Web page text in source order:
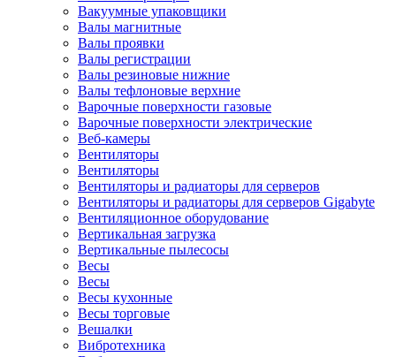
Вакуумные упаковщики
Валы магнитные
Валы проявки
Валы регистрации
Валы резиновые нижние
Валы тефлоновые верхние
Варочные поверхности газовые
Варочные поверхности электрические
Веб-камеры
Вентиляторы
Вентиляторы
Вентиляторы и радиаторы для серверов
Вентиляторы и радиаторы для серверов Gigabyte
Вентиляционное оборудование
Вертикальная загрузка
Вертикальные пылесосы
Весы
Весы
Весы кухонные
Весы торговые
Вешалки
Вибротехника